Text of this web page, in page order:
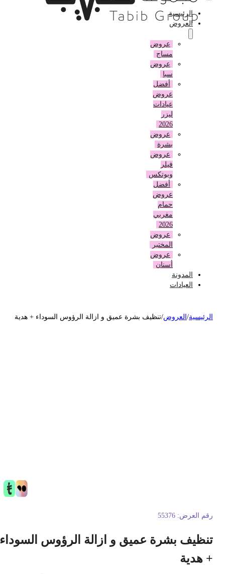
الرئيسية
العروض
عروض
مساج
عروض
أفضل
عروض
عيادات
عروض
بشرة
عروض
وبوتكس
أفضل
عروض
حمام
مغربي
عروض
المختبر
عروض
أسنان
المدونة
العيادات
/العروض تنظيف بشرة عميق و ازالة الرؤوس السوداء + هدية
العرض: 55376
بشرة عميق و ازالة الرؤوس السوداء
هدية